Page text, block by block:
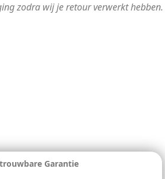
zodra wij je retour verwerkt hebben.
Garantie